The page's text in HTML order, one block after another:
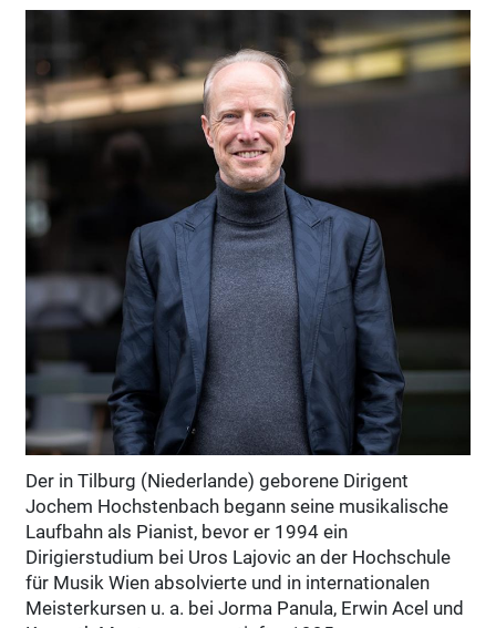
Der in Tilburg (Niederlande) geborene Dirigent
Jochem Hochstenbach begann seine musikalische
Laufbahn als Pianist, bevor er 1994 ein
Dirigierstudium bei Uros Lajovic an der Hochschule
für Musik Wien absolvierte und in internationalen
Meisterkursen u. a. bei Jorma Panula, Erwin Acel und